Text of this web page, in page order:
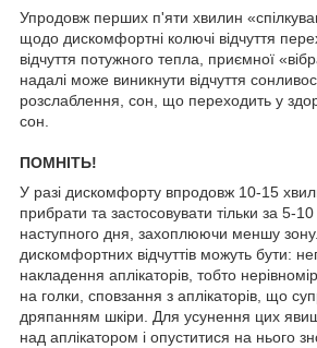
Упродовж перших п'яти хвилин
щодо дискомфортні колючі відчуття
відчуття потужного тепла, приємної
надалі може виникнути відчуття
розслаблення, сон, що переходить у
сон.
ПОМНІТЬ!
У разі дискомфорту впродовж 10-15
прибрати та застосовувати тільки за 5-
наступного дня, захоплюючи меншу
дискомфортних відчуттів можуть бути:
накладення аплікаторів, тобто
на голки, сповзання з аплікаторів, що
дряпанням шкіри. Для усунення цих
над аплікатором і опуститися на нього